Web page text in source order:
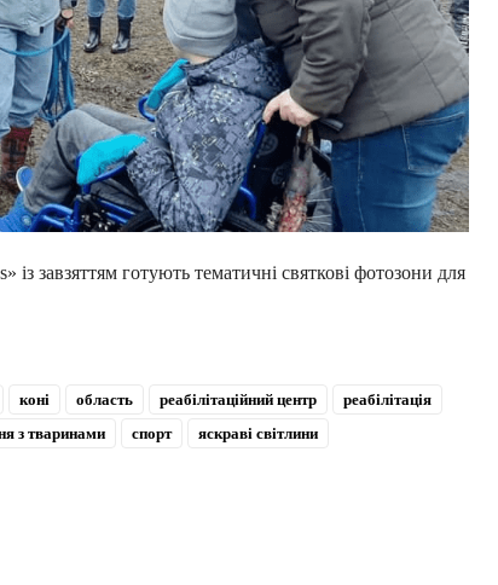
із завзяттям готують тематичні святкові фотозони для
коні область реабілітаційний центр
реабілітація
з тваринами спорт яскраві світлини